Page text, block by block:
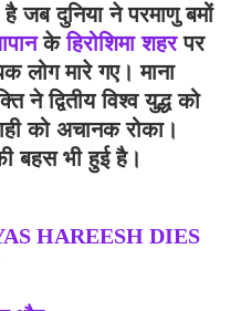
जब दुनिया ने परमाणु बमों
केहिरोशिमा शहरपर
लोग मारे गए। माना
ने द्वितीय विश्व युद्ध को
को अचानक रोका।
बहस भी हुई है।
HAREESH DIES